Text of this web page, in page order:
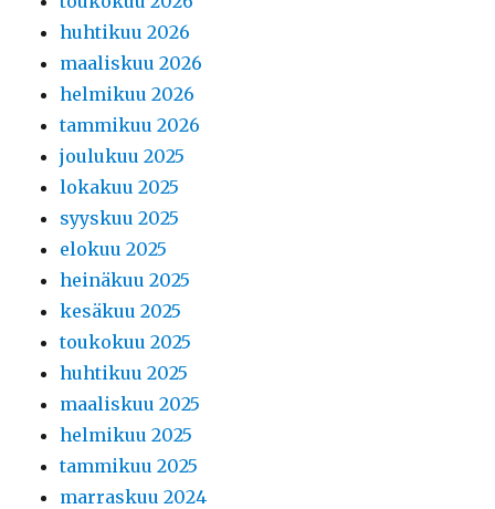
huhtikuu 2026
maaliskuu 2026
helmikuu 2026
tammikuu 2026
joulukuu 2025
lokakuu 2025
syyskuu 2025
elokuu 2025
heinäkuu 2025
kesäkuu 2025
toukokuu 2025
huhtikuu 2025
maaliskuu 2025
helmikuu 2025
tammikuu 2025
marraskuu 2024